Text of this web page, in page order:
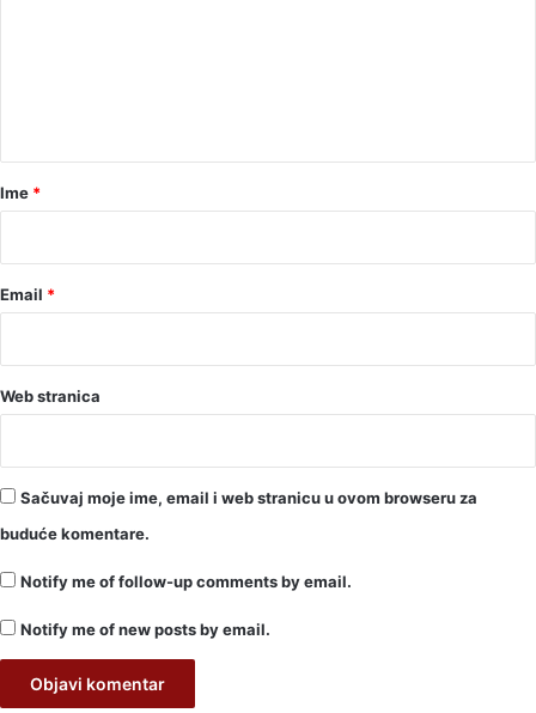
r
Ime *
Email *
Web stranica
Sačuvaj moje ime, email i web stranicu u ovom browseru za
buduće komentare.
Notify me of follow-up comments by email.
Notify me of new posts by email.